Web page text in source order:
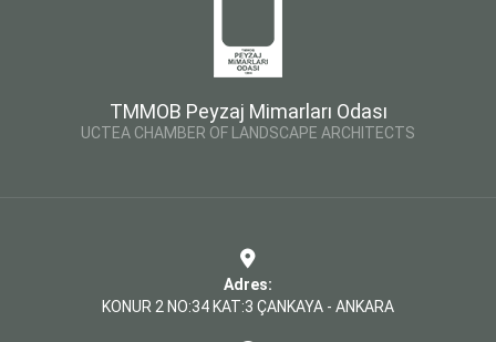
TMMOB Peyzaj Mimarları Odası
UCTEA CHAMBER OF LANDSCAPE ARCHITECTS
Adres:
KONUR 2 NO:34 KAT:3 ÇANKAYA - ANKARA